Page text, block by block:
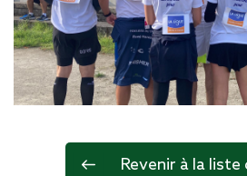
Revenir à la